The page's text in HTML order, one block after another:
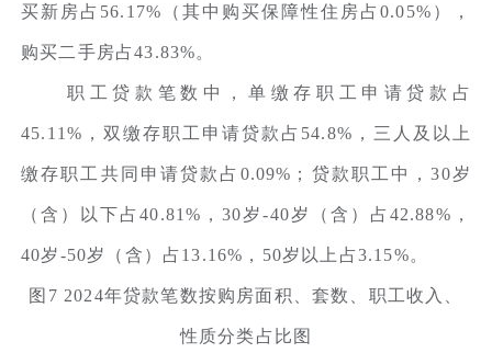
买新房占56.17%（其中购买保障性住房占0.05%），
购买二手房占43.83%。
职工贷款笔数中，单缴存职工申请贷款占
45.11%，双缴存职工申请贷款占54.8%，三人及以上
缴存职工共同申请贷款占0.09%；贷款职工中，30岁
（含）以下占40.81%，30岁-40岁（含）占42.88%，
40岁-50岁（含）占13.16%，50岁以上占3.15%。
图7 2024年贷款笔数按购房面积、套数、职工收入、
性质分类占比图